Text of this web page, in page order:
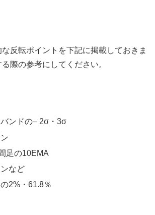
反転ポイントを下記に掲載しておきま
際の参考にしてください。
ンドの– 2σ ・3σ
足の10EMA
など
2% ・61.8％